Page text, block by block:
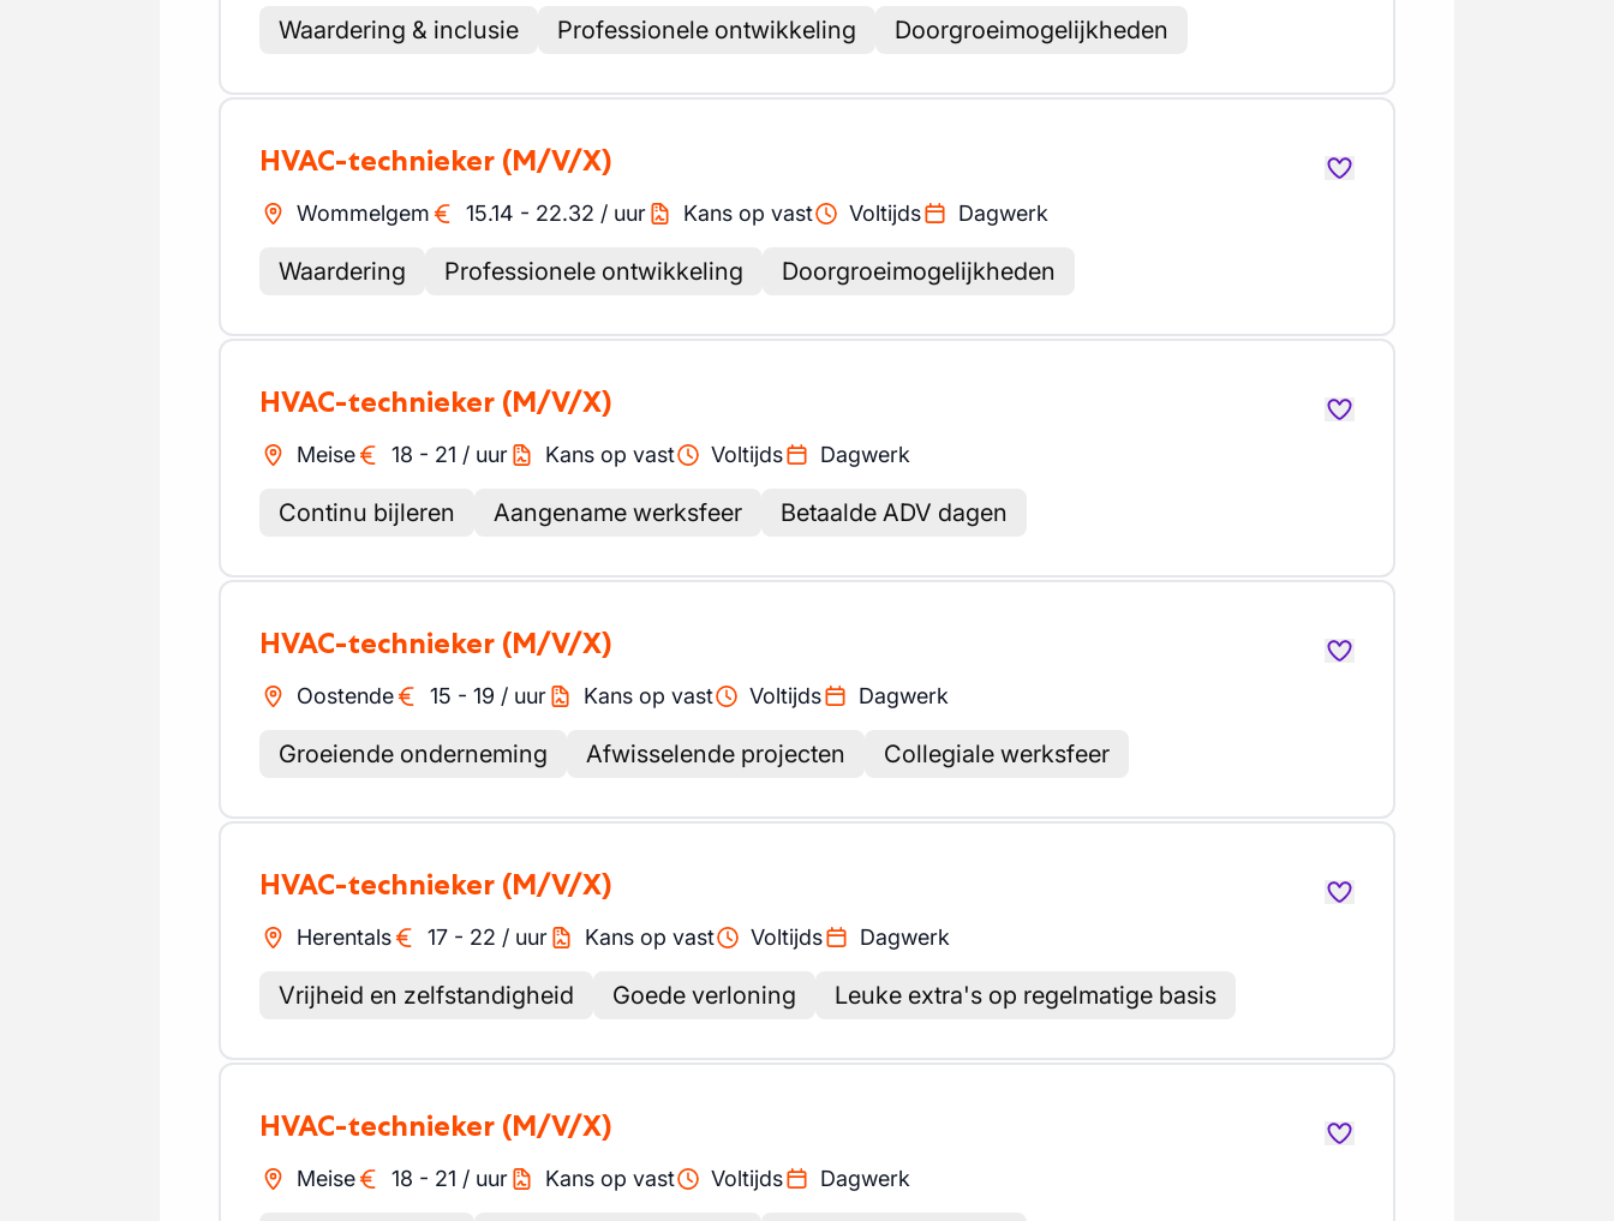
Waardering & inclusie Professionele ontwikkeling Doorgroeimogelijkheden
HVAC-technieker (M/V/X)
Wommelgem 15.14 - 22.32 / uur Kans op vast Voltijds Dagwerk
Waardering Professionele ontwikkeling Doorgroeimogelijkheden
HVAC-technieker (M/V/X)
Meise 18 - 21 / uur Kans op vast Voltijds Dagwerk
Continu bijleren Aangename werksfeer Betaalde ADV dagen
HVAC-technieker (M/V/X)
Oostende 15 - 19 / uur Kans op vast Voltijds Dagwerk
Groeiende onderneming Afwisselende projecten Collegiale werksfeer
HVAC-technieker (M/V/X)
Herentals 17 - 22 / uur Kans op vast Voltijds Dagwerk
Vrijheid en zelfstandigheid Goede verloning Leuke extra's op regelmatige basis
HVAC-technieker (M/V/X)
Meise 18 - 21 / uur Kans op vast Voltijds Dagwerk